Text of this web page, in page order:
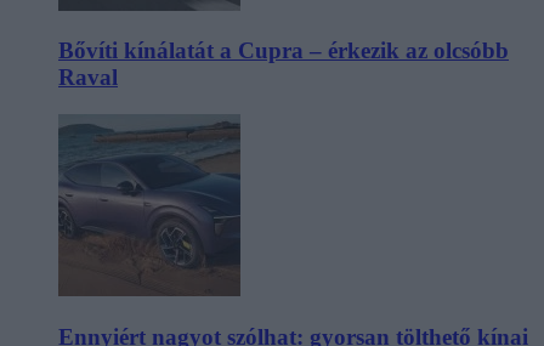
Bővíti kínálatát a Cupra – érkezik az olcsóbb
Raval
Ennyiért nagyot szólhat: gyorsan tölthető kínai